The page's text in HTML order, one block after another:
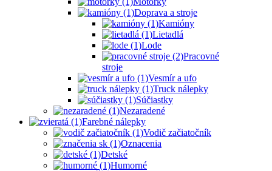
Doprava a stroje
Kamióny
Lietadlá
Lode
Pracovné
stroje
Vesmír a ufo
Truck nálepky
Súčiastky
Nezaradené
Farebné nálepky
Vodič začiatočník
Oznacenia
Detské
Humorné